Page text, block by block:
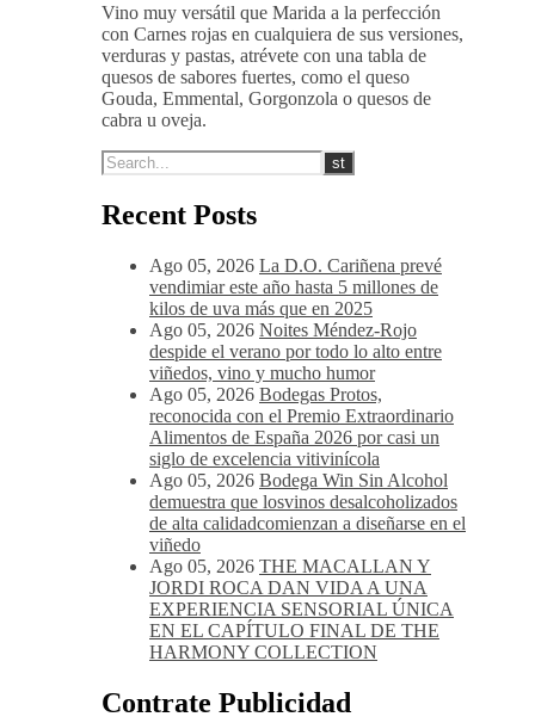
Vino muy versátil que Marida a la perfección
con Carnes rojas en cualquiera de sus versiones,
verduras y pastas, atrévete con una tabla de
quesos de sabores fuertes, como el queso
Gouda, Emmental, Gorgonzola o quesos de
cabra u oveja.
Recent Posts
Ago 05, 2026 La D.O. Cariñena prevé
vendimiar este año hasta 5 millones de
kilos de uva más que en 2025
Ago 05, 2026 Noites Méndez-Rojo
despide el verano por todo lo alto entre
viñedos, vino y mucho humor
Ago 05, 2026 Bodegas Protos,
reconocida con el Premio Extraordinario
Alimentos de España 2026 por casi un
siglo de excelencia vitivinícola
Ago 05, 2026 Bodega Win Sin Alcohol
demuestra que losvinos desalcoholizados
de alta calidadcomienzan a diseñarse en el
viñedo
Ago 05, 2026 THE MACALLAN Y
JORDI ROCA DAN VIDA A UNA
EXPERIENCIA SENSORIAL ÚNICA
EN EL CAPÍTULO FINAL DE THE
HARMONY COLLECTION
Contrate Publicidad